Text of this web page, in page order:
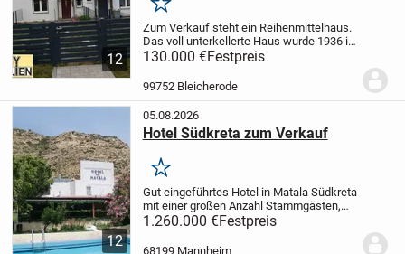
12
Merken
Zum Verkauf steht ein Reihenmittelhaus.
Das voll unterkellerte Haus wurde 1936 in
Massivbauweise errichtet und ab 1997
Im Erdgeschoss des Hauses
befindet sich ein Flur, ein Wohnzimmer,
130.000 €Festpreis
99752 Bleicherode
12
05.08.2026
Hotel Südkreta zum Verkauf
Merken
Gut eingeführtes Hotel in Matala Südkreta
mit einer großen Anzahl Stammgästen,
vorzugsweise aus dem deutsch
sprachigen Raum und aus Frankreich.
Matala:Matala ist ein Dorf an der
1.260.000 €Festpreis
68199 Mannheim